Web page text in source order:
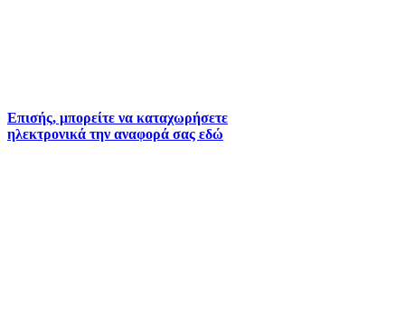
Επισής, μπορείτε να καταχωρήσετε
ηλεκτρονικά την αναφορά σας εδώ